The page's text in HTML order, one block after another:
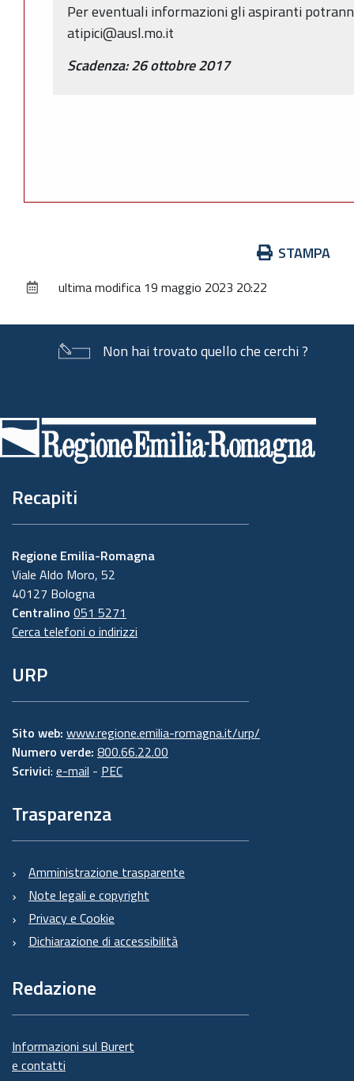
Per eventuali informazioni gli aspiranti
atipici@ausl.mo.it
Scadenza: 26 ottobre 2017
documento
STAMPA
ultima modifica 19 maggio 2023 20:22
Non hai trovato quello che cerchi ?
di
pagina
Recapiti
Regione Emilia-Romagna
Viale Aldo Moro, 52
40127 Bologna
Centralino 051 5271
Cerca telefoni o indirizzi
URP
Sito web: www.regione.emilia-romagna.it/urp/
Numero verde: 800.66.22.00
Scrivici: e-mail - PEC
Trasparenza
Amministrazione trasparente
Note legali e copyright
Privacy e Cookie
Dichiarazione di accessibilità
Redazione
Informazioni sul Burert
e contatti